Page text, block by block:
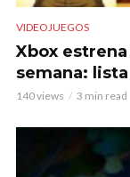
VIDEOJUEGOS
Xbox
semana:
140 views 3 min read